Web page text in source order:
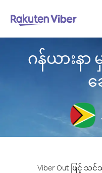
ဂန်ယားန
ခ
Viber Out ဖြင့်